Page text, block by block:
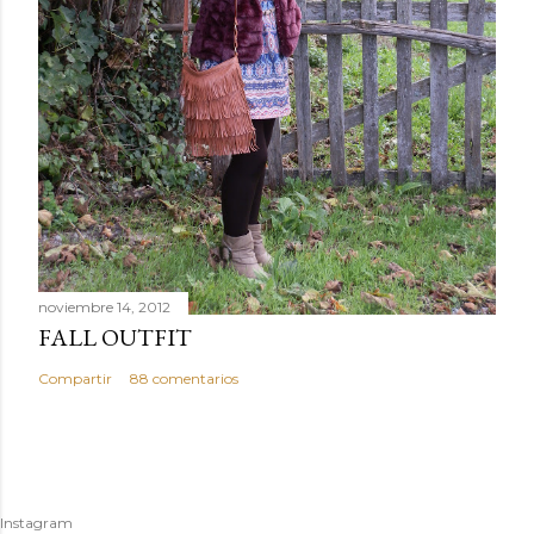
noviembre 14, 2012
FALL OUTFIT
Compartir 88 comentarios
Instagram